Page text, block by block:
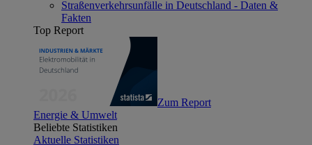
Straßenverkehrsunfälle in Deutschland - Daten &
Fakten
Top Report
Zum Report
Energie & Umwelt
Beliebte Statistiken
Aktuelle Statistiken